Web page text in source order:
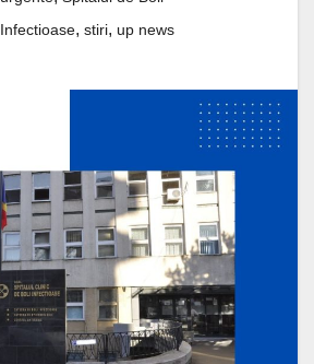
Infectioase, stiri, up news